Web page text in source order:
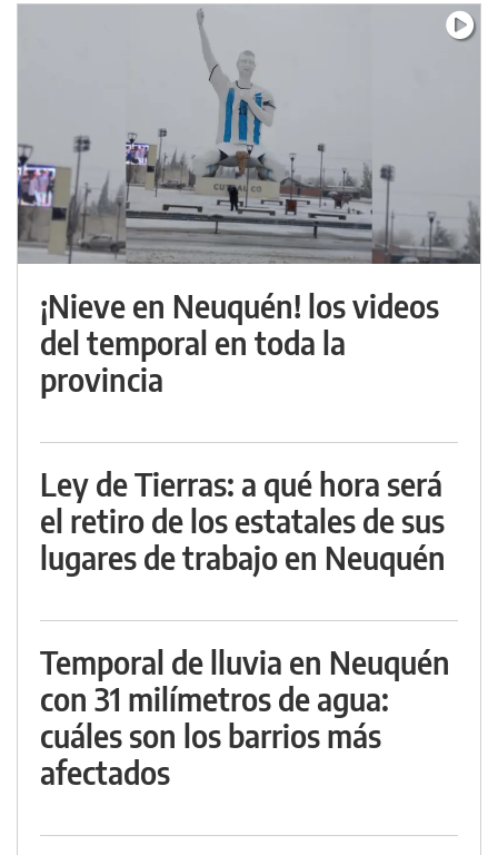
¡Nieve en Neuquén! los videos
del temporal en toda la
provincia
Ley de Tierras: a qué hora será
el retiro de los estatales de sus
lugares de trabajo en Neuquén
Temporal de lluvia en Neuquén
con 31 milímetros de agua:
cuáles son los barrios más
afectados